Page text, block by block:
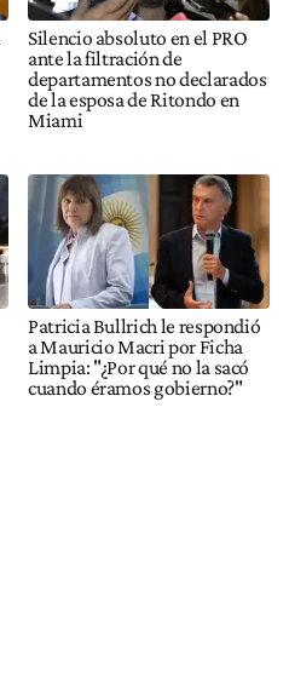
Silencio absoluto en el PRO
ante la filtración de
departamentos no declarados
de la esposa de Ritondo en
Miami
Patricia Bullrich le respondió
a Mauricio Macri por Ficha
Limpia: "¿Por qué no la sacó
cuando éramos gobierno?"